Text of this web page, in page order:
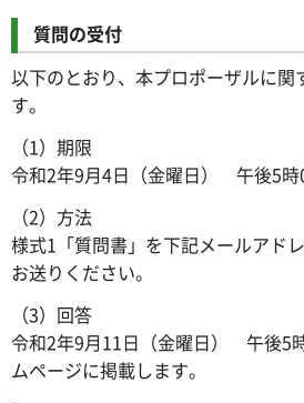
質問の受付
以下のとおり、本プロポーザルに関
す。
（1）期限
令和2年9月4日（金曜日） 午後5時
（2）方法
様式1「質問書」を下記メールアド
お送りください。
（3）回答
令和2年9月11日（金曜日） 午後5
ムページに掲載します。